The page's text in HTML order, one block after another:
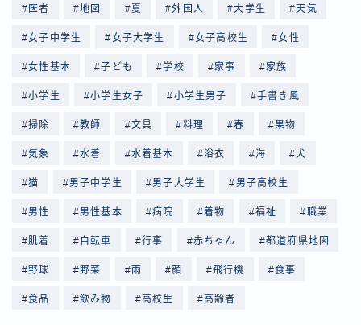
Follow Me
医者 地図 夏 外国人 大学生 天気
女子中学生 女子大学生 女子高校生 女性
女性基本 子ども 学校 家事 家族
小学生 小学生女子 小学生男子 手書き風
掃除 教師 文具 料理 春 果物
気象 水着 水着基本 浴衣 海 犬
猫 男子中学生 男子大学生 男子高校生
男性 男性基本 病院 着物 福祉 職業
肌着 自転車 行事 赤ちゃん 都道府県地図
野球 野菜 雨 顔 飛行機 食事
食品 飲み物 高校生 高齢者